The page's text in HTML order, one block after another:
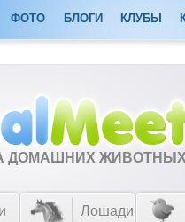
ФОТО БЛОГИ КЛУБЫ
ДОМАШНИХ
Лошади